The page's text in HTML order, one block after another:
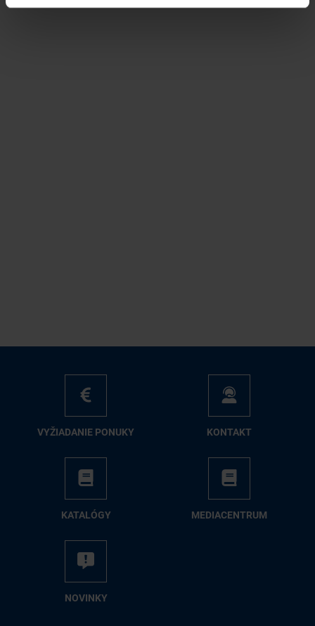
VY­ŽIA­DA­NIE PO­NU­KY KON­TAKT
KA­TA­LÓ­GY ME­DIA­CEN­TRUM
NO­VIN­KY